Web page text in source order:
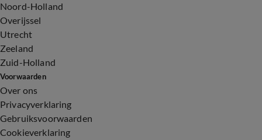
Noord-Holland
Overijssel
Utrecht
Zeeland
Zuid-Holland
Voorwaarden
Over ons
Privacyverklaring
Gebruiksvoorwaarden
Cookieverklaring